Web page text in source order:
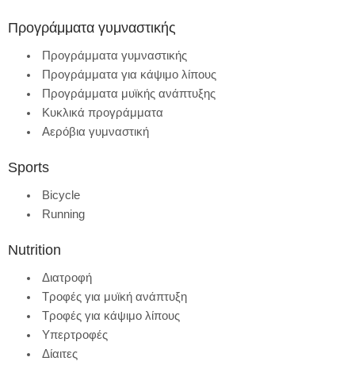
Προγράμματα γυμναστικής
Προγράμματα γυμναστικής
Προγράμματα για κάψιμο λίπους
Προγράμματα μυϊκής ανάπτυξης
Κυκλικά προγράμματα
Αερόβια γυμναστική
Sports
Bicycle
Running
Nutrition
Διατροφή
Τροφές για μυϊκή ανάπτυξη
Τροφές για κάψιμο λίπους
Υπερτροφές
Δίαιτες